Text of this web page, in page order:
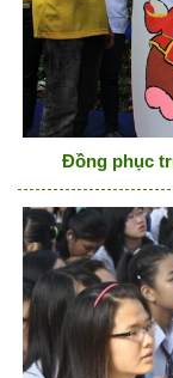
Đồng phục